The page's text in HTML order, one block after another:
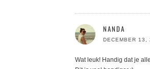
NANDA
DECEMBER
Wat leuk! Handig dat je